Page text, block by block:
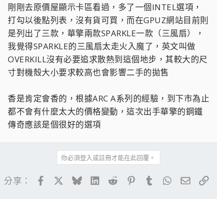
剛剛去原價屋顯示卡區看過，多了一個INTEL選項，
打勾以後點列表，沒有貨可買，而在GPUZ網站目前則
是列出了三款，華擎兩款SPARKLE一款（三風扇），
我覺得SPARKLE的三風扇太走火入魔了，英文叫做
OVERKILL沒有必要追求散熱到這個地步，其較大的尺
寸對機殼大小要求較高也會影響二手的拋售
香是肯定會香的，根據ARC A系列的經驗，到下市為止
都不會有什麼太大的價格變動，這次出手華擎的鋼鐵
傳奇應該是個很好的選項
你必須登入或註冊才能在此回覆。
分享： FacebookBlueskyLinkedIn
Reddit PinterestTumblrWhatsApp
電子